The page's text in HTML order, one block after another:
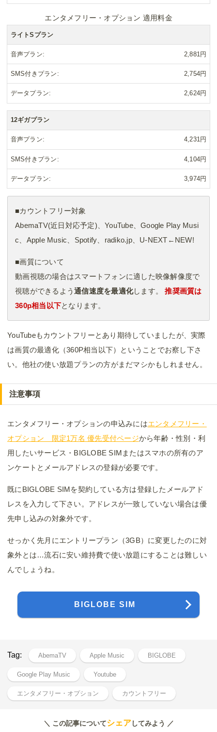
エンタメフリー・オプション 適用料金
ライトSプラン
音声プラン 2,881円
SMS付きプラン 2,754円
データプラン 2,624円
12ギガプラン
音声プラン 4,231円
SMS付きプラン 4,104円
データプラン 3,974円
■カウントフリー対象
AbemaTV(近日対応予定)、YouTube、Google Play Musi
c、Apple Music、Spotify、radiko.jp、U-NEXT←NEW!
■画質について
動画視聴の場合はスマートフォンに適した映像解像度で
視聴ができるよう 通信速度を最適化します。推奨画質は
360p相当以下となります。
YouTubeもカウントフリーとあり期待していましたが、実際
は画質の最適化（360P相当以下）ということでお察し下さ
い。他社の使い放題プランの方がまだマシかもしれません。
注意事項
エンタメフリー・オプションの申込みにはエンタメフリー・
オプション 限定1万名 優先受付ページから年齢・性別・利
用したいサービス・BIGLOBE SIMまたはスマホの所有のア
ンケートとメールアドレスの登録が必要です。
既にBIGLOBE SIMを契約している方は登録したメールアド
レスを入力して下さい。アドレスが一致していない場合は優
先申し込みの対象外です。
せっかく先月にエントリープラン（3GB）に変更したのに対
象外とは…流石に安い維持費で使い放題にすることは難しい
んでしょうね。
BIGLOBE SIM
Tag: AbemaTV Apple Music BIGLOBE
Google Play Music Youtube
エンタメフリー・オプション カウントフリー
＼ この記事についてシェアしてみよう ／